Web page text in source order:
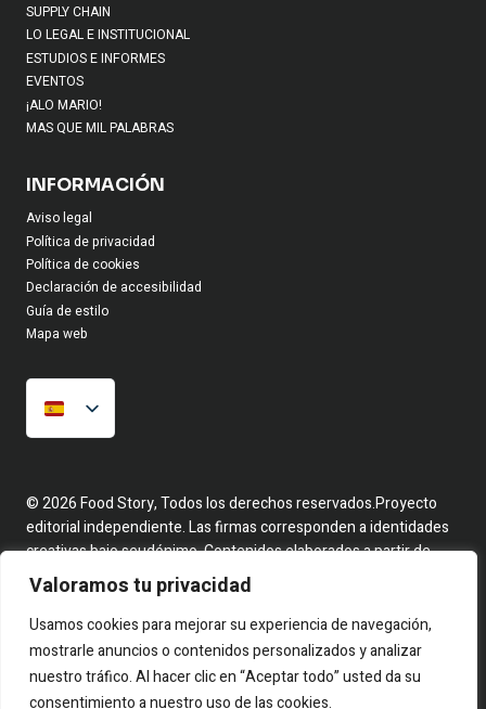
Valoramos tu privacidad
Usamos cookies para mejorar su experiencia de navegación,
mostrarle anuncios o contenidos personalizados y analizar
nuestro tráfico. Al hacer clic en “Aceptar todo” usted da su
consentimiento a nuestro uso de las cookies.
SUPPLY CHAIN
LO LEGAL E INSTITUCIONAL
ESTUDIOS E INFORMES
EVENTOS
¡ALO MARIO!
MAS QUE MIL PALABRAS
INFORMACIÓN
Aviso legal
Política de privacidad
Política de cookies
Declaración de accesibilidad
Guía de estilo
Mapa web
© 2026 Food Story, Todos los derechos reservados.Proyecto
editorial independiente. Las firmas corresponden a identidades
creativas bajo seudónimo. Contenidos elaborados a partir de
hechos reales y fuentes públicas.